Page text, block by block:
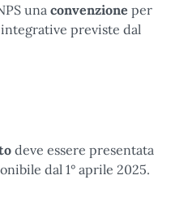
una convenzione per
previste dal
deve essere presentata
dal 1° aprile 2025.